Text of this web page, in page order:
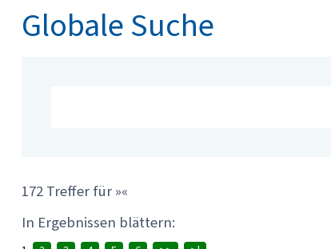
Globale Suche
172 Treffer für »«
In Ergebnissen blättern: